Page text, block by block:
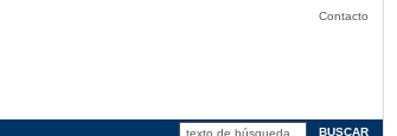
Contacto